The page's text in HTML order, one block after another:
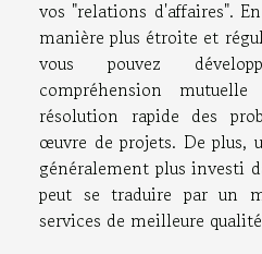
vos "relations d'affaires".
manière plus étroite et
vous pouvez
compréhension
résolution rapide des
œuvre de projets. De plus,
généralement plus investi
peut se traduire par un
services de meilleure